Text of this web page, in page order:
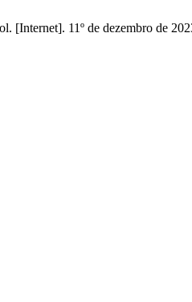
[Internet]. 11º de dezembro de